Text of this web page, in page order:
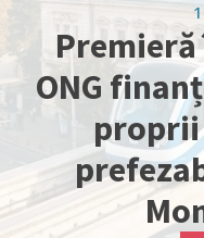
ONG
proprii